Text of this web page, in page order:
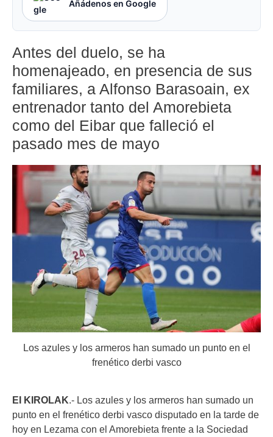
Añádenos en Google
Antes del duelo, se ha
homenajeado, en presencia de sus
familiares, a Alfonso Barasoain, ex
entrenador tanto del Amorebieta
como del Eibar que falleció el
pasado mes de mayo
Los azules y los armeros han sumado un punto en el
frenético derbi vasco
EI KIROLAK.- Los azules y los armeros han sumado un
punto en el frenético derbi vasco disputado en la tarde de
hoy en Lezama con el Amorebieta frente a la Sociedad